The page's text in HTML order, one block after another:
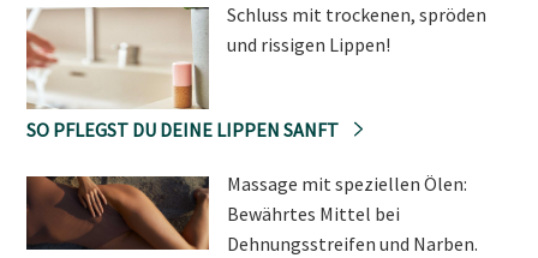
Schluss mit trockenen, spröden
und rissigen Lippen!
SO PFLEGST DU DEINE LIPPEN SANFT
Massage mit speziellen Ölen:
Bewährtes Mittel bei
Dehnungsstreifen und Narben.